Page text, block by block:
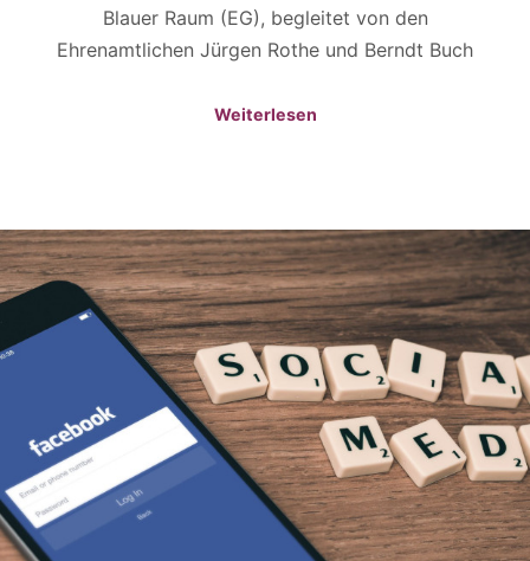
Blauer Raum (EG), begleitet von den
Ehrenamtlichen Jürgen Rothe und Berndt Buch
Weiterlesen